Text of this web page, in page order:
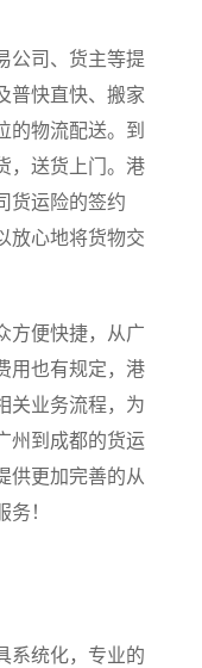
公司、货主等提
普快直快、搬家
的物流配送。到
，送货上门。港
货运险的签约
放心地将货物交
方便快捷，从广
用也有规定，港
关业务流程，为
州到成都的货运
供更加完善的从
！
系统化，专业的